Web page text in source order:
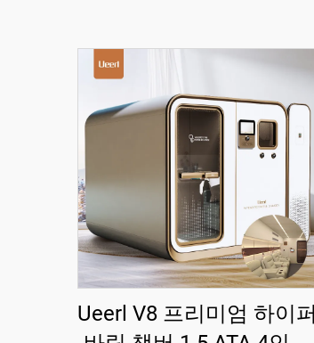
Ueerl V8 프리미엄 하이퍼